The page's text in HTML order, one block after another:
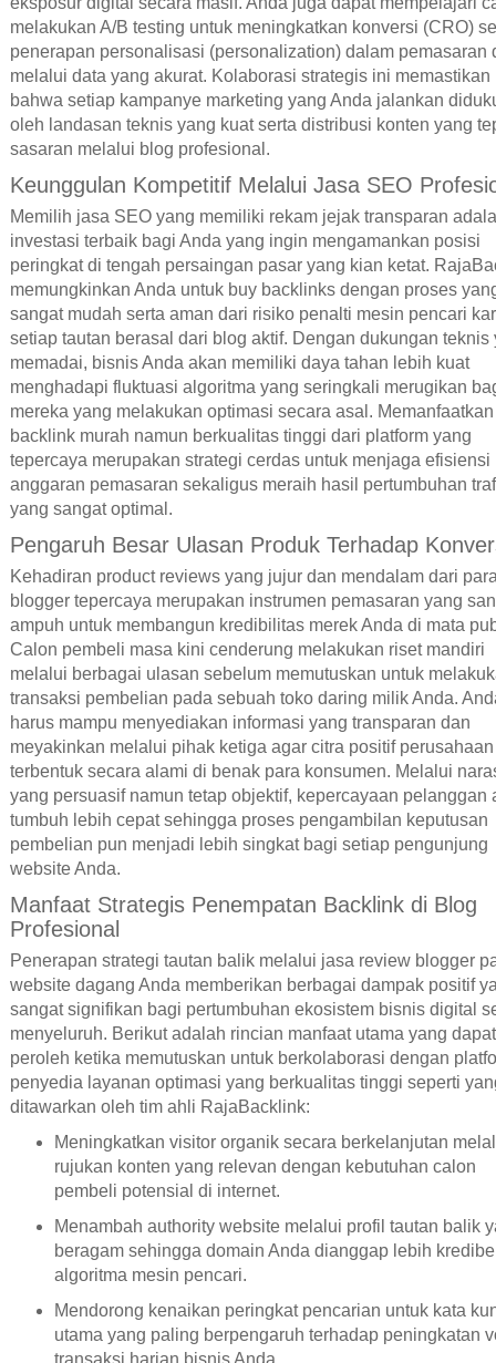
melakukan A/B testing untuk meningkatkan konversi (CRO)
penerapan personalisasi (personalization) dalam pemasaran
melalui data yang akurat. Kolaborasi strategis ini memastikan
bahwa setiap kampanye marketing yang Anda jalankan
oleh landasan teknis yang kuat serta distribusi konten yang
sasaran melalui blog profesional.
Keunggulan Kompetitif Melalui Jasa SEO
Memilih jasa SEO yang memiliki rekam jejak transparan
investasi terbaik bagi Anda yang ingin mengamankan posisi
peringkat di tengah persaingan pasar yang kian ketat.
memungkinkan Anda untuk buy backlinks dengan proses
sangat mudah serta aman dari risiko penalti mesin pencari
setiap tautan berasal dari blog aktif. Dengan dukungan teknis
memadai, bisnis Anda akan memiliki daya tahan lebih kuat
menghadapi fluktuasi algoritma yang seringkali merugikan
mereka yang melakukan optimasi secara asal. Memanfaatkan
backlink murah namun berkualitas tinggi dari platform yang
tepercaya merupakan strategi cerdas untuk menjaga efisiensi
anggaran pemasaran sekaligus meraih hasil pertumbuhan
yang sangat optimal.
Pengaruh Besar Ulasan Produk Terhadap
Kehadiran product reviews yang jujur dan mendalam dari
blogger tepercaya merupakan instrumen pemasaran yang
ampuh untuk membangun kredibilitas merek Anda di mata
Calon pembeli masa kini cenderung melakukan riset mandiri
melalui berbagai ulasan sebelum memutuskan untuk
transaksi pembelian pada sebuah toko daring milik Anda.
harus mampu menyediakan informasi yang transparan dan
meyakinkan melalui pihak ketiga agar citra positif
terbentuk secara alami di benak para konsumen. Melalui
yang persuasif namun tetap objektif, kepercayaan pelanggan
tumbuh lebih cepat sehingga proses pengambilan keputusan
pembelian pun menjadi lebih singkat bagi setiap pengunjung
website Anda.
Manfaat Strategis Penempatan Backlink di Blog
Profesional
Penerapan strategi tautan balik melalui jasa review blogger
website dagang Anda memberikan berbagai dampak positif
sangat signifikan bagi pertumbuhan ekosistem bisnis digital
menyeluruh. Berikut adalah rincian manfaat utama yang
peroleh ketika memutuskan untuk berkolaborasi dengan
penyedia layanan optimasi yang berkualitas tinggi seperti
ditawarkan oleh tim ahli RajaBacklink:
Meningkatkan visitor organik secara berkelanjutan
rujukan konten yang relevan dengan kebutuhan calon
pembeli potensial di internet.
Menambah authority website melalui profil tautan balik
beragam sehingga domain Anda dianggap lebih
algoritma mesin pencari.
Mendorong kenaikan peringkat pencarian untuk kata
utama yang paling berpengaruh terhadap peningkatan
transaksi harian bisnis Anda.